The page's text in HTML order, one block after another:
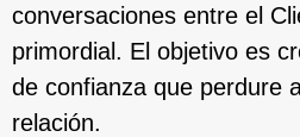
conversaciones entre el
primordial. El objetivo es
de confianza que perdure
relación.